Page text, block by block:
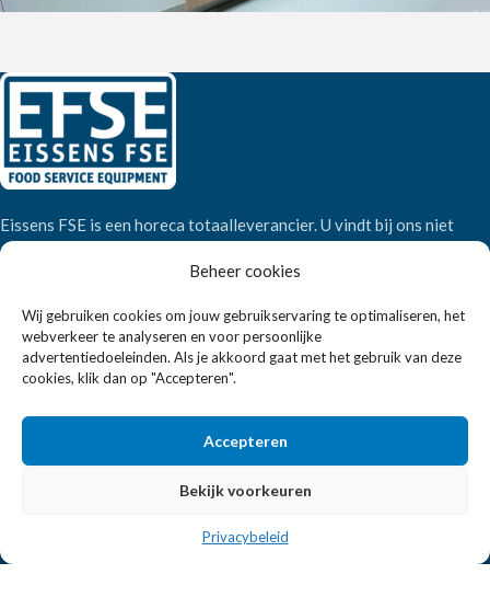
Beheer cookies
Wij gebruiken cookies om jouw gebruikservaring te optimaliseren, het
webverkeer te analyseren en voor persoonlijke
advertentiedoeleinden. Als je akkoord gaat met het gebruik van deze
cookies, klik dan op "Accepteren".
Accepteren
Bekijk voorkeuren
Privacybeleid
Eissens FSE is een horeca totaalleverancier. U vindt bij ons niet
alleen inspiratie maar ook een breed assortiment horeca
Wandelweg 198, 1521 AM Wormerveer
Telefoon:+31 6 2708 6347
Verzenden en retourneren